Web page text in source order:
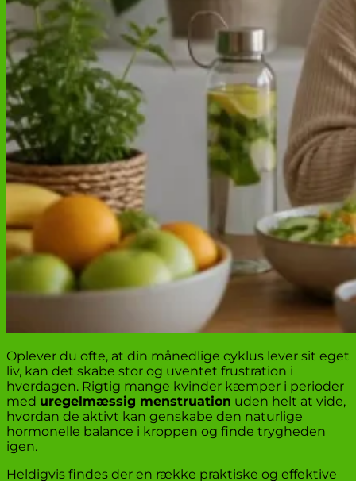
Oplever du ofte, at din månedlige cyklus lever sit eget
liv, kan det skabe stor og uventet frustration i
hverdagen. Rigtig mange kvinder kæmper i perioder
med uregelmæssig menstruation uden helt at vide,
hvordan de aktivt kan genskabe den naturlige
hormonelle balance i kroppen og finde trygheden
igen.
Heldigvis findes der en række praktiske og effektive